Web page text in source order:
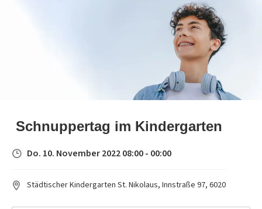
Schnuppertag im Kindergarten
Do. 10. November 2022 08:00 - 00:00
Städtischer Kindergarten St. Nikolaus, Innstraße 97, 6020